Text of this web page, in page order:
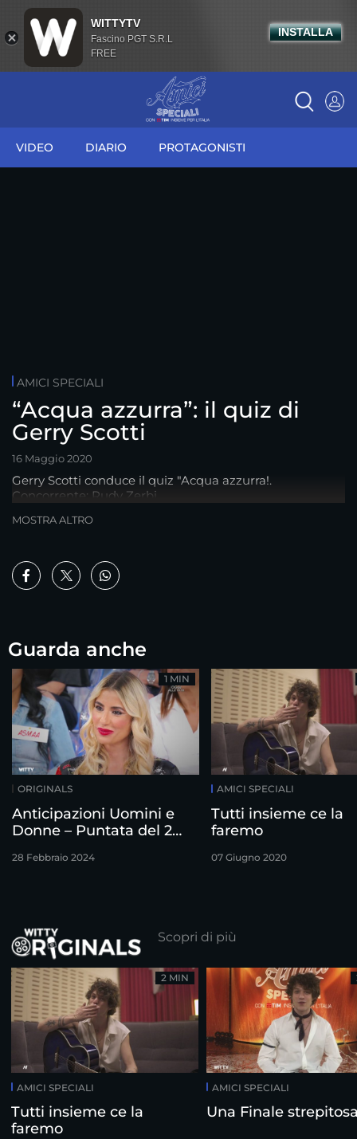
VIDEO DIARIO PROTAGONISTI
AMICI SPECIALI
“Acqua azzurra”: il quiz di
Gerry Scotti
16 Maggio 2020
Gerry Scotti conduce il quiz "Acqua azzurra!.
Concorrente: Rudy Zerbi
MOSTRA ALTRO
Guarda anche
ORIGINALS
Anticipazioni Uomini e
Donne – Puntata del 28
28 Febbraio 2024
1 MIN
AMICI SPECIALI
Tutti insieme ce la
faremo
07 Giugno 2020
Scopri di più
AMICI SPECIALI
Tutti insieme ce la
faremo
2 MIN
AMICI SPECIALI
Una Finale
WITTYTV
Fascino PGT S.R.L
FREE
INSTALLA